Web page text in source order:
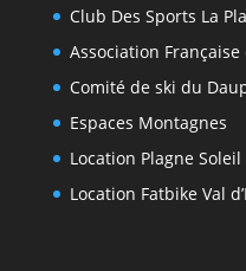
Club Des Sports La
Association
Comité de ski du
Espaces Montagnes
Location Plagne Soleil
Location Fatbike Val